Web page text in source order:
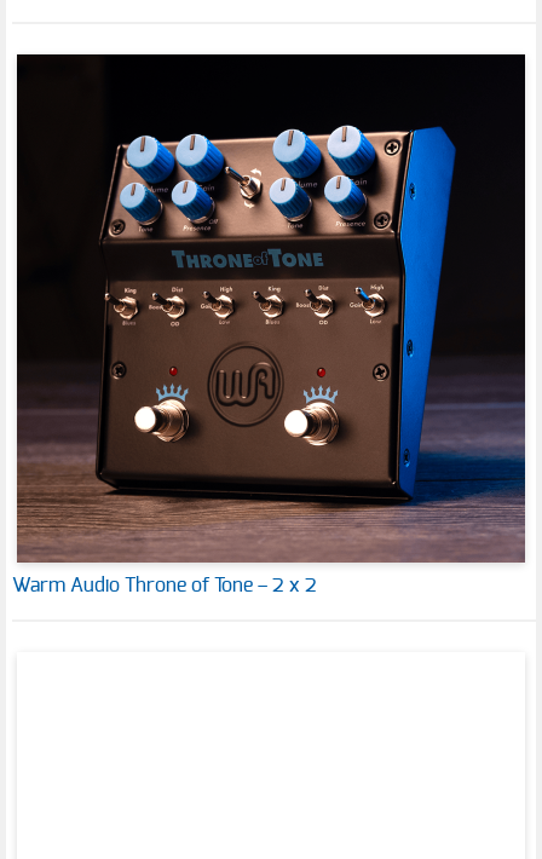
Warm Audio Throne of Tone – 2 x 2